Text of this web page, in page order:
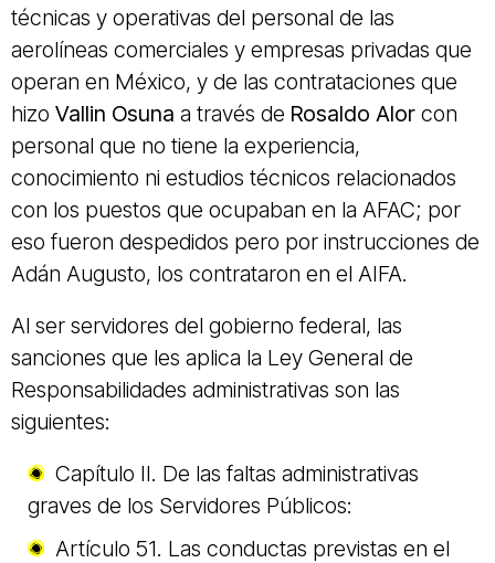
técnicas y operativas del personal de las
aerolíneas comerciales y empresas privadas que
operan en México, y de las contrataciones que
hizo Vallin Osuna a través de Rosaldo Alor con
personal que no tiene la experiencia,
conocimiento ni estudios técnicos relacionados
con los puestos que ocupaban en la AFAC; por
eso fueron despedidos pero por instrucciones de
Adán Augusto, los contrataron en el AIFA.
Al ser servidores del gobierno federal, las
sanciones que les aplica la Ley General de
Responsabilidades administrativas son las
siguientes:
Capítulo II. De las faltas administrativas
graves de los Servidores Públicos:
Artículo 51. Las conductas previstas en el